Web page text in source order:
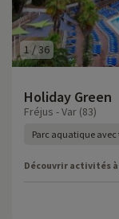
1 /36
Holiday Green
Fréjus - Var (83)
Parc aquatique avec
Découvrir activités